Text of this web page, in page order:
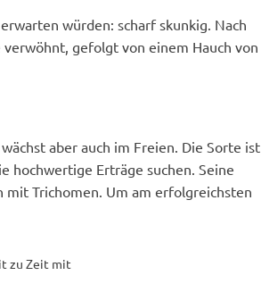
würden: scharf skunkig. Nach
gefolgt von einem Hauch von
aber auch im Freien. Die Sorte ist
hochwertige Erträge suchen. Seine
Trichomen. Um am erfolgreichsten
zu Zeit mit